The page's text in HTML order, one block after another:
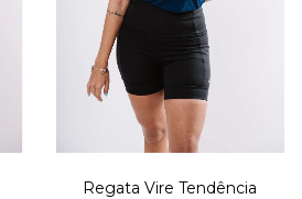
Regata Vire Tendência